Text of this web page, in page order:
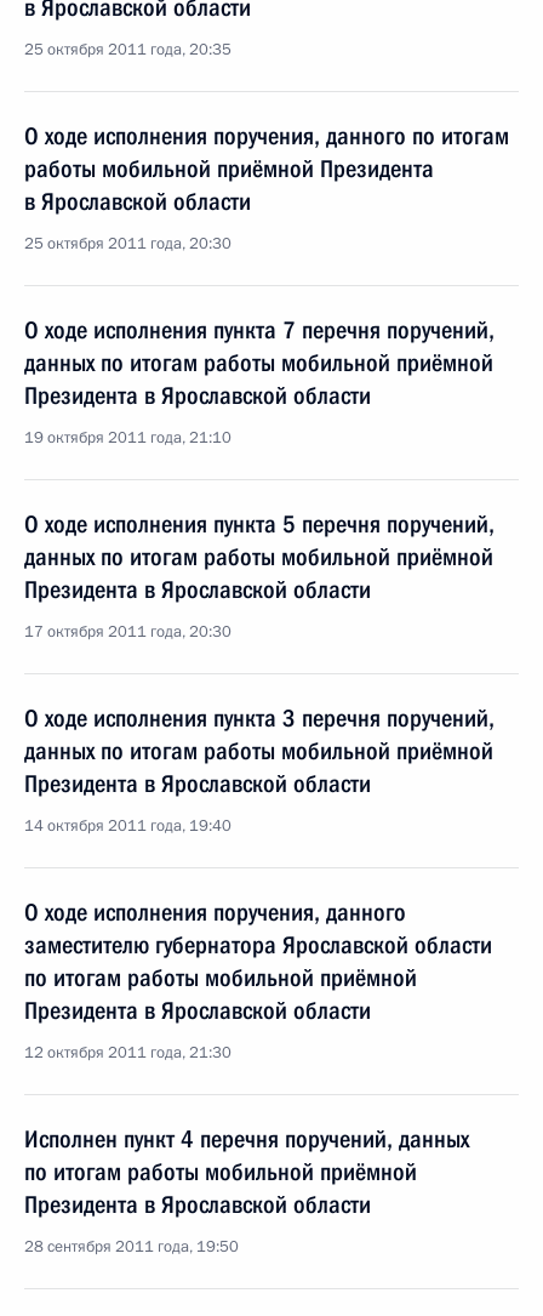
в Ярославской области
25 октября 2011 года, 20:35
О ходе исполнения поручения, данного по итогам
работы мобильной приёмной Президента
в Ярославской области
25 октября 2011 года, 20:30
О ходе исполнения пункта 7 перечня поручений,
данных по итогам работы мобильной приёмной
Президента в Ярославской области
19 октября 2011 года, 21:10
О ходе исполнения пункта 5 перечня поручений,
данных по итогам работы мобильной приёмной
Президента в Ярославской области
17 октября 2011 года, 20:30
О ходе исполнения пункта 3 перечня поручений,
данных по итогам работы мобильной приёмной
Президента в Ярославской области
14 октября 2011 года, 19:40
О ходе исполнения поручения, данного
заместителю губернатора Ярославской области
по итогам работы мобильной приёмной
Президента в Ярославской области
12 октября 2011 года, 21:30
Исполнен пункт 4 перечня поручений, данных
по итогам работы мобильной приёмной
Президента в Ярославской области
28 сентября 2011 года, 19:50